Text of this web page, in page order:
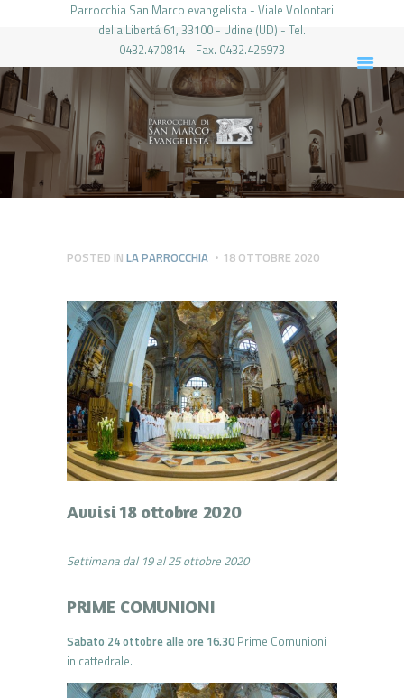
Parrocchia San Marco evangelista - Viale Volontari
della Libertá 61, 33100 - Udine (UD) - Tel.
0432.470814 - Fax. 0432.425973
PARROCCHIA DI SAN MARCO UDINE
HOME
LA PARROCCHIA
IL PARROCO
LE ATTIVITÀ
PIERABECH
CONTATTI
LOGIN
POSTED IN LA PARROCCHIA 18 OTTOBRE 2020
Avvisi 18 ottobre 2020
Settimana dal 19 al 25 ottobre 2020
PRIME COMUNIONI
Sabato 24 ottobre alle ore 16.30 Prime Comunioni
in cattedrale.